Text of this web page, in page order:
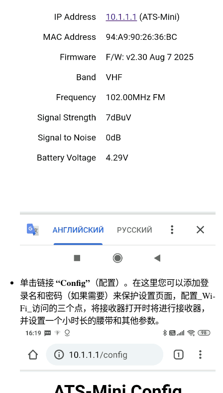
单击链接“Config” （配置）。在这里您可以添加登
录名和密码（如果需要）来保护设置页面，配置_Wi-
Fi_访问的三个点，将接收器打开时将进行接收器，
并设置一个小时长的腰带和其他参数。